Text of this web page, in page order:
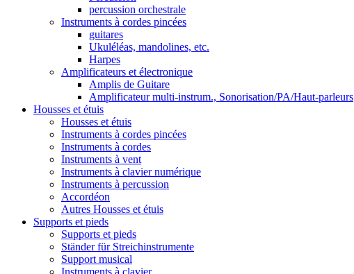
percussion orchestrale
Instruments à cordes pincées
guitares
Ukuléléas, mandolines, etc.
Harpes
Amplificateurs et électronique
Amplis de Guitare
Amplificateur multi-instrum., Sonorisation/PA/Haut-parleurs
Housses et étuis
Housses et étuis
Instruments à cordes pincées
Instruments à cordes
Instruments à vent
Instruments à clavier numérique
Instruments à percussion
Accordéon
Autres Housses et étuis
Supports et pieds
Supports et pieds
Ständer für Streichinstrumente
Support musical